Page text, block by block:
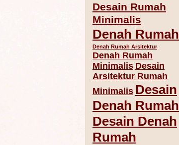
Desain Rumah
Minimalis
Denah Rumah
Denah Rumah Arsitektur
Denah Rumah
Minimalis Desain
Arsitektur Rumah
Minimalis Desain
Denah Rumah
Desain Denah
Rumah